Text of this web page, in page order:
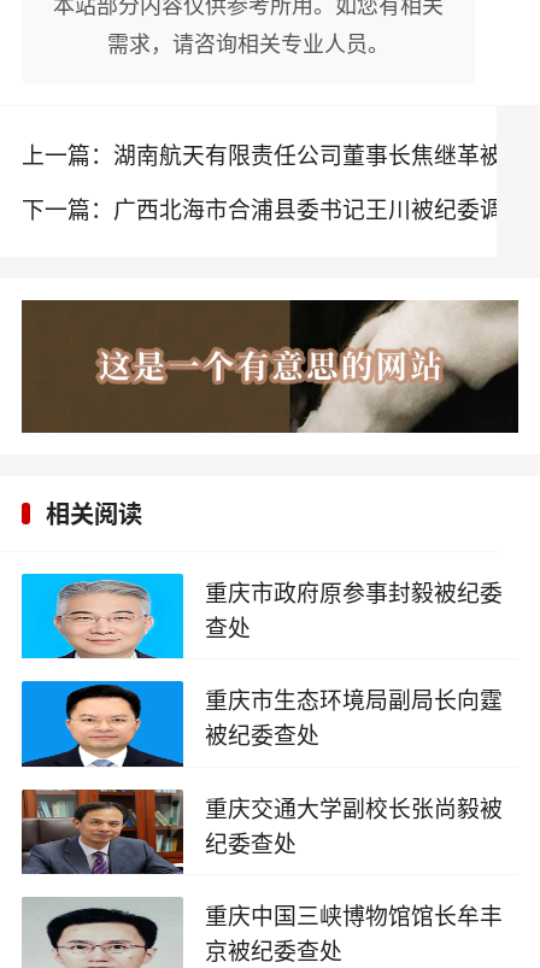
需求，请咨询相关专业人员。
上一篇： 湖南航天有限责任公司董事长焦继革被
纪委调查
下一篇： 广西北海市合浦县委书记王川被纪委调
相关阅读
重庆市政府原参事封毅被纪委
查处
重庆市生态环境局副局长向霆
被纪委查处
重庆交通大学副校长张尚毅被
纪委查处
重庆中国三峡博物馆馆长牟丰
京被纪委查处